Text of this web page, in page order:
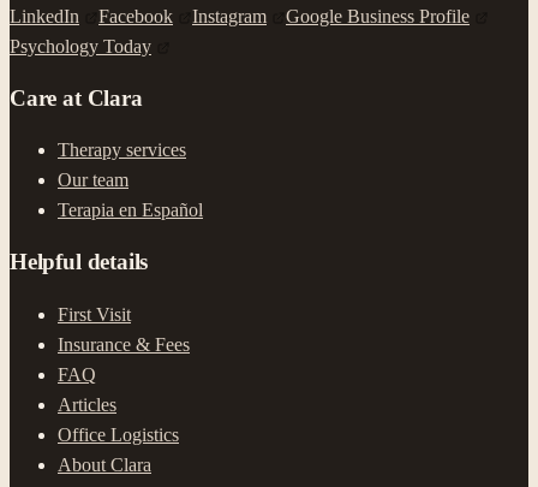
LinkedIn Facebook Instagram
Google Business Profile
Psychology Today
Care at Clara
Therapy services
Our team
Terapia en Español
Helpful details
First Visit
Insurance & Fees
FAQ
Articles
Office Logistics
About Clara